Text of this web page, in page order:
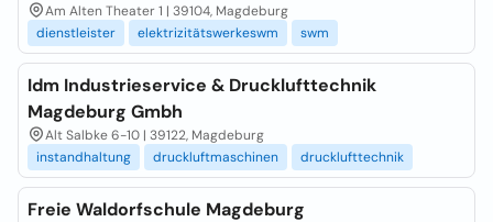
Am Alten Theater 1 | 39104, Magdeburg
dienstleister
elektrizitätswerkeswm swm
Idm Industrieservice & Drucklufttechnik
Magdeburg Gmbh
Alt Salbke 6-10 | 39122, Magdeburg
instandhaltung
druckluftmaschinen drucklufttechnik
Freie Waldorfschule Magdeburg